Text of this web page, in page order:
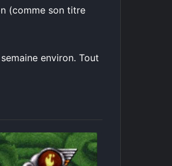
(comme son titre
environ. Tout